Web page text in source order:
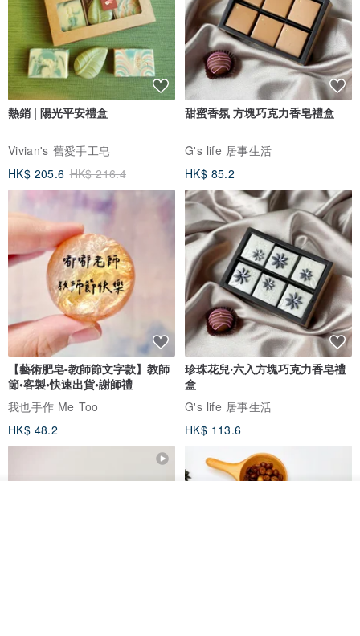
熱銷 | 陽光平安禮盒
Vivian's 舊愛手工皂
HK$ 205.6 HK$ 216.4
甜蜜香氛 方塊巧克力香皂禮盒
G's life 居事生活
HK$ 85.2
【藝術肥皂-教師節文字款】教師
節•客製•快速出貨•謝師禮
我也手作 Me Too
HK$ 48.2
珍珠花兒‧六入方塊巧克力香皂禮
盒
G's life 居事生活
HK$ 113.6